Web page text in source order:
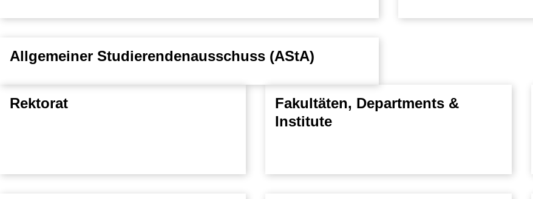
Allgemeiner Studierendenausschuss (AStA)
Rektorat
Fakultäten, Departments &
Institute